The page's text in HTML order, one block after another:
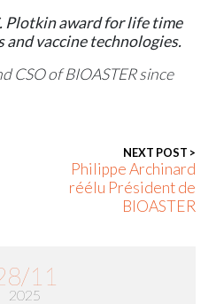
Plotkin award for life time
vaccine technologies.
CSO of BIOASTER since
NEXT POST >
Philippe Archinard
réélu Président de
BIOASTER
11
2025